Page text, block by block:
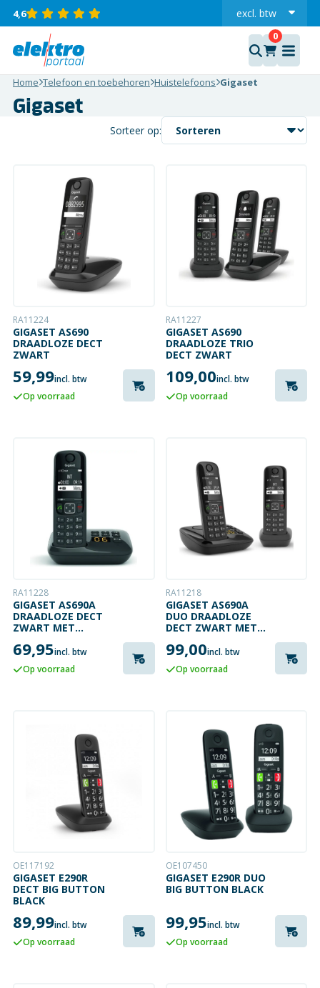
4,6 excl. btw
incl.
Home Telefoon en toebehoren Huistelefoons Gigaset
Gigaset
Sorteer op:
RA11224
GIGASET AS690
DRAADLOZE DECT
ZWART
59,99incl. btw
Op voorraad
RA11227
GIGASET AS690
DRAADLOZE TRIO
DECT ZWART
109,00incl. btw
Op voorraad
RA11228
GIGASET AS690A
DRAADLOZE DECT
ZWART MET
ANTWOORDAPPARAAT
69,95incl. btw
Op voorraad
RA11218
GIGASET AS690A
DUO DRAADLOZE
DECT ZWART MET
ANTWOORDAPPARAAT
99,00incl. btw
Op voorraad
OE117192
GIGASET E290R
DECT BIG BUTTON
BLACK
89,99incl. btw
Op voorraad
OE107450
GIGASET E290R DUO
BIG BUTTON BLACK
99,95incl. btw
Op voorraad